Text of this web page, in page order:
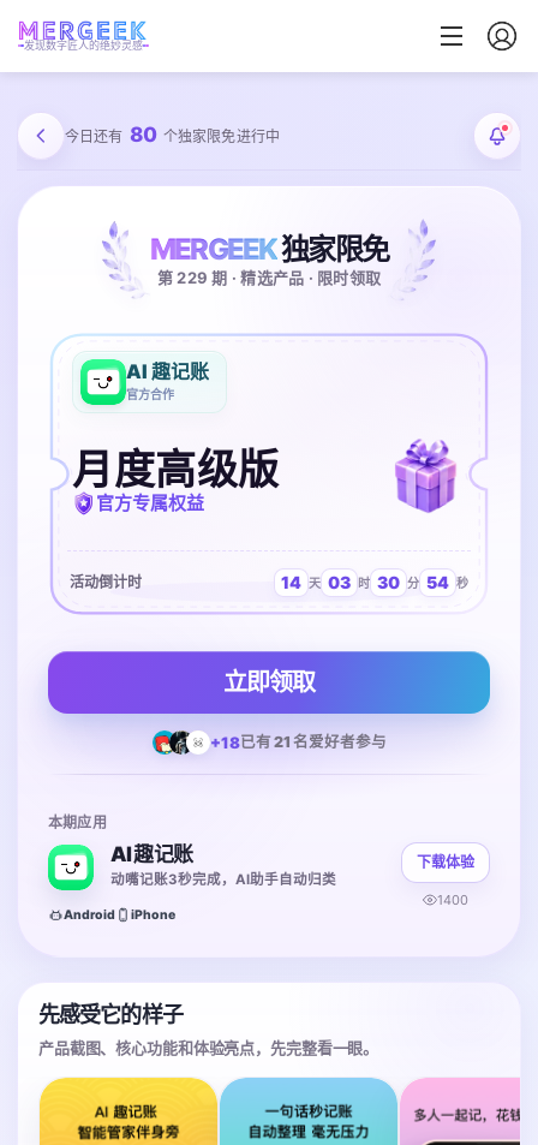
发现数字匠人的绝妙灵感
今日还有 80 个独家限免进行中
MERGEEK独家限免
第 229 期 · 精选产品 · 限时领取
AI 趣记账
官方合作
月度高级版
官方专属权益
活动倒计时 14 天 03 时 30 分 54 秒
立即领取
+18已有 21 名爱好者参与
本期应用
AI 趣记账
动嘴记账3秒完成，AI助手自动归类
Android iPhone
下载体验
1400
先感受它的样子
产品截图、核心功能和体验亮点，先完整看一眼。